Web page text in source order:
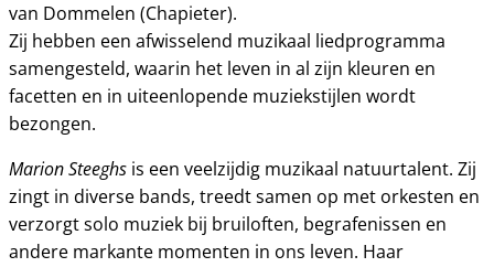
van Dommelen (Chapieter).
Zij hebben een afwisselend muzikaal liedprogramma
samengesteld, waarin het leven in al zijn kleuren en
facetten en in uiteenlopende muziekstijlen wordt
bezongen.
Marion Steeghs is een veelzijdig muzikaal natuurtalent. Zij
zingt in diverse bands, treedt samen op met orkesten en
verzorgt solo muziek bij bruiloften, begrafenissen en
andere markante momenten in ons leven. Haar